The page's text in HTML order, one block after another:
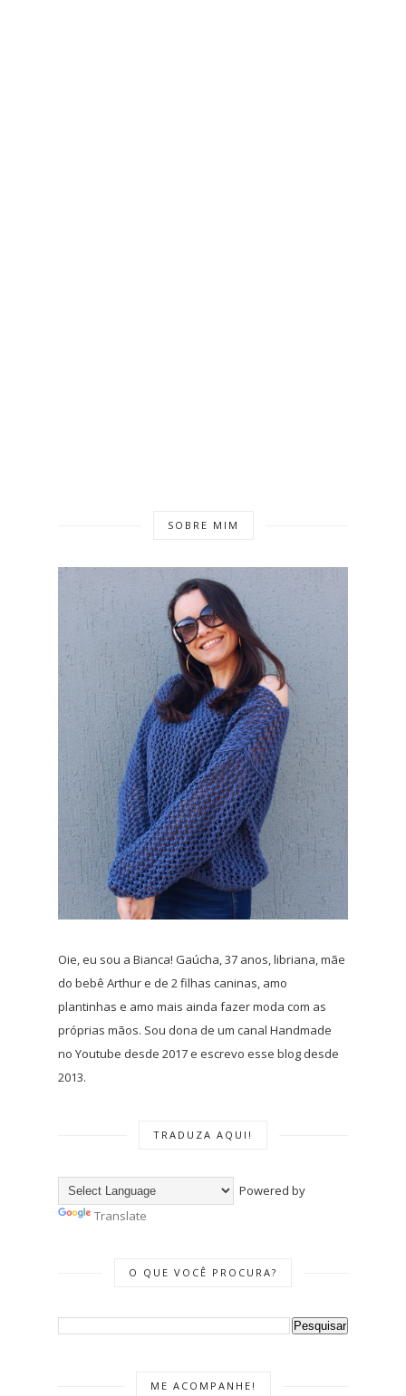
SOBRE MIM
Oie, eu sou a Bianca! Gaúcha, 37 anos, libriana, mãe
do bebê Arthur e de 2 filhas caninas, amo
plantinhas e amo mais ainda fazer moda com as
próprias mãos. Sou dona de um canal Handmade
no Youtube desde 2017 e escrevo esse blog desde
2013.
TRADUZA AQUI!
Powered by
Translate
O QUE VOCÊ PROCURA?
ME ACOMPANHE!